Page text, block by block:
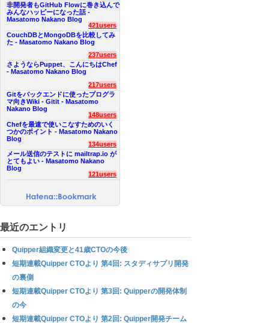
非開発者もGitHub Flowに巻き込んで
みんなハッピーになった話 -
Masatomo Nakano Blog
421users
CouchDBとMongoDBを比較してみ
た - Masatomo Nakano Blog
237users
さようならPuppet、こんにちはChef
- Masatomo Nakano Blog
217users
Gitをバックエンドに使ったプログラ
マ向きWiki - Gitit - Masatomo
Nakano Blog
148users
Chefを最速で使いこなすためのいく
つかのポイント - Masatomo Nakano
Blog
134users
メール送信のテストに mailtrap.io が
とてもよい - Masatomo Nakano
Blog
121users
最近のエントリ
Quipper組織変更と41歳CTOの今後
短期連載Quipper CTOより 第4回: スタディサプリ開発
の裏側
短期連載Quipper CTOより 第3回: Quipperの開発体制
の今
短期連載Quipper CTOより 第2回: Quipper開発チーム